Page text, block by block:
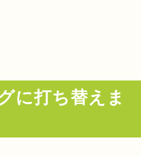
に打ち替えま